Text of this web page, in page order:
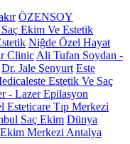
ÖZENSOY
Ekim Ve Estetik
Niğde Özel Hayat
Clinic Ali Tufan Soydan -
Dr. Jale Şenyurt Este
Estetik Ve Saç
- Lazer Epilasyon
Esteticare Tıp Merkezi
Saç Ekim Dünya
Merkezi Antalya